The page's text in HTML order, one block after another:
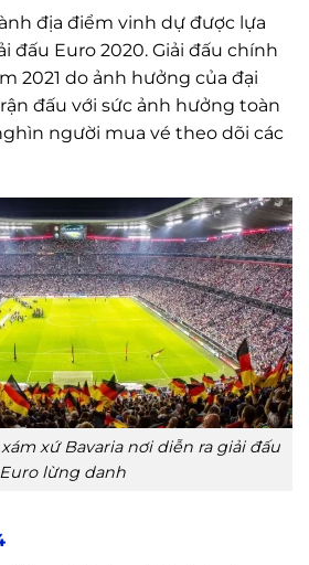
địa điểm vinh dự được lựa
đấu Euro 2020. Giải đấu chính
2021 do ảnh hưởng của đại
đấu với sức ảnh hưởng toàn
người mua vé theo dõi các
xứ Bavaria nơi diễn ra giải đấu
Euro lừng danh